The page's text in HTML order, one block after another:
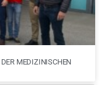
MEDIZINISCHEN